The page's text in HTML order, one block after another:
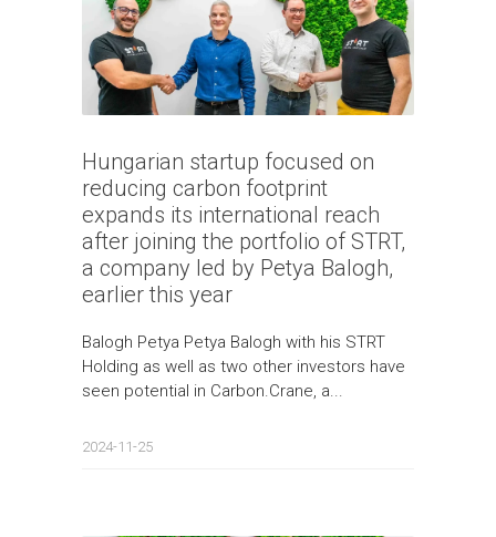
Hungarian startup focused on
reducing carbon footprint
expands its international reach
after joining the portfolio of STRT,
a company led by Petya Balogh,
earlier this year
Balogh Petya Petya Balogh with his STRT
Holding as well as two other investors have
seen potential in Carbon.Crane, a...
2024-11-25